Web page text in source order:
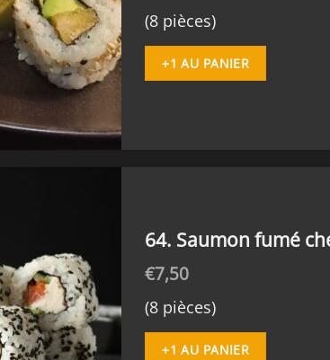
(8 pièces)
+1 AU PANIER
64. Saumon fumé
€7,50
(8 pièces)
+1 AU PANIER